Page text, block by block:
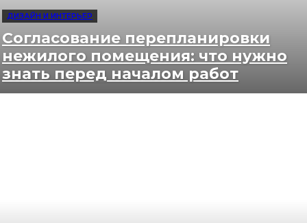
ДИЗАЙН И ИНТЕРЬЕР
Согласование перепланировки
нежилого помещения: что нужно
знать перед началом работ